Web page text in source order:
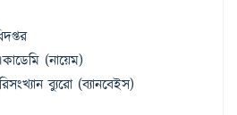
(নায়েম)
ব্যুরো (ব্যানবেইস)